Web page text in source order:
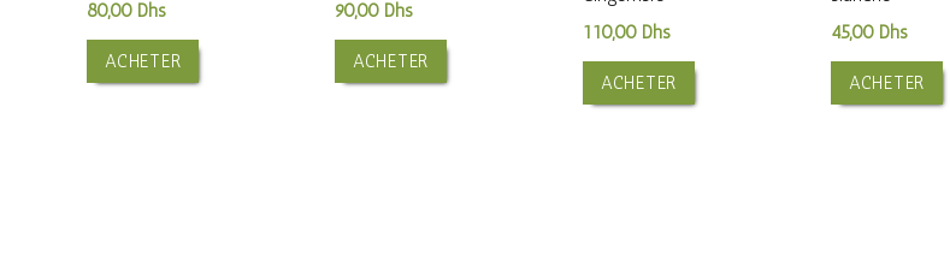
80,00 Dhs
ACHETER
90,00 Dhs
ACHETER
110,00 Dhs
ACHETER
45,00 Dhs
ACHETER